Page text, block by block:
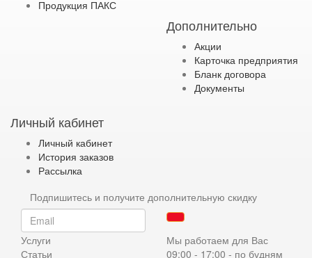
Продукция ПАКС
Дополнительно
Акции
Карточка предприятия
Бланк договора
Документы
Личный кабинет
Личный кабинет
История заказов
Рассылка
Подпишитесь и получите дополнительную скидку
Услуги
Статьи
Мы работаем для Вас
09:00 - 17:00 - по будням